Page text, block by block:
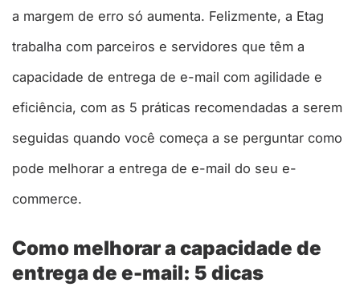
a margem de erro só aumenta. Felizmente, a Etag
trabalha com parceiros e servidores que têm a
capacidade de entrega de e-mail com agilidade e
eficiência, com as 5 práticas recomendadas a serem
seguidas quando você começa a se perguntar como
pode melhorar a entrega de e-mail do seu e-
commerce.
Como melhorar a capacidade de
entrega de e-mail: 5 dicas